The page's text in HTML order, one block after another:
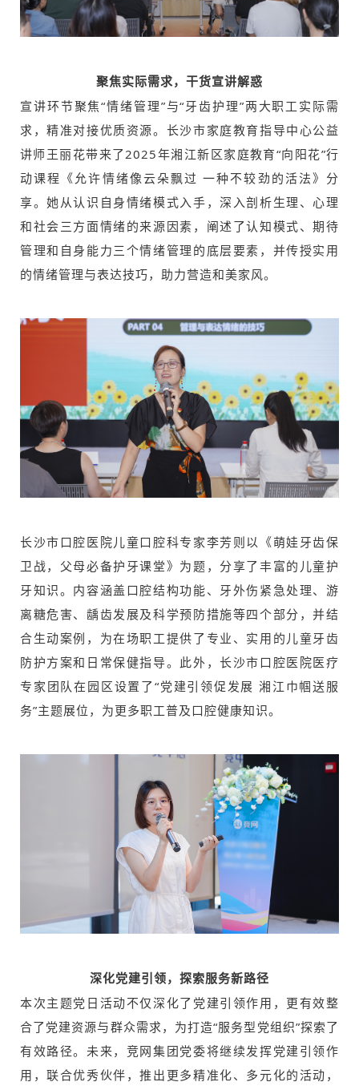
聚焦实际需求，干货宣讲解惑
宣讲环节聚焦“情绪管理”与“牙齿护理”两大职工实际需
求，精准对接优质资源。长沙市家庭教育指导中心公益
讲师王丽花带来了2025年湘江新区家庭教育“向阳花”行
动课程《允许情绪像云朵飘过 一种不较劲的活法》分
享。她从认识自身情绪模式入手，深入剖析生理、心理
和社会三方面情绪的来源因素，阐述了认知模式、期待
管理和自身能力三个情绪管理的底层要素，并传授实用
的情绪管理与表达技巧，助力营造和美家风。
长沙市口腔医院儿童口腔科专家李芳则以《萌娃牙齿保
卫战，父母必备护牙课堂》为题，分享了丰富的儿童护
牙知识。内容涵盖口腔结构功能、牙外伤紧急处理、游
离糖危害、龋齿发展及科学预防措施等四个部分，并结
合生动案例，为在场职工提供了专业、实用的儿童牙齿
防护方案和日常保健指导。此外，长沙市口腔医院医疗
专家团队在园区设置了“党建引领促发展 湘江巾帼送服
务”主题展位，为更多职工普及口腔健康知识。
深化党建引领，探索服务新路径
本次主题党日活动不仅深化了党建引领作用，更有效整
合了党建资源与群众需求，为打造“服务型党组织”探索了
有效路径。未来，竞网集团党委将继续发挥党建引领作
用，联合优秀伙伴，推出更多精准化、多元化的活动，